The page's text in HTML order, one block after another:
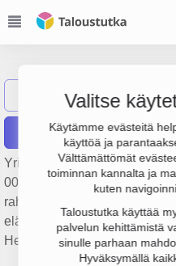
Valitse
Käytämme evästeitä
käyttöä ja
Välttämättömät
toiminnan kannalta ja
kuten
Taloustutka käyttää
palvelun kehittämistä
sinulle parhaan
Hyväksymällä
Näytä haku PT PK
Raportit
Yrityksen PK Toimitilat Oy
000 €. Sen päätoimiala on
rahoituspalvelutoiminta pois
eläkevakuutustoiminta,
Helsinki. Yrityksen